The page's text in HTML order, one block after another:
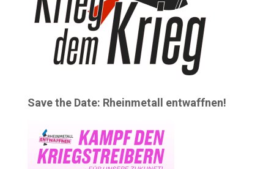
Save the Date: Rheinmetall entwaffnen!